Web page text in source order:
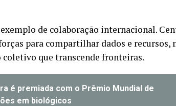
de colaboração internacional.
para compartilhar dados e recursos,
que transcende fronteiras.
é premiada com o Prêmio Mundial de
em biológicos